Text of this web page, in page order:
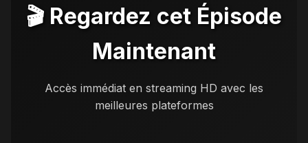
🎬 Regardez cet Épisode
Maintenant
Accès immédiat en streaming HD avec les
meilleures plateformes